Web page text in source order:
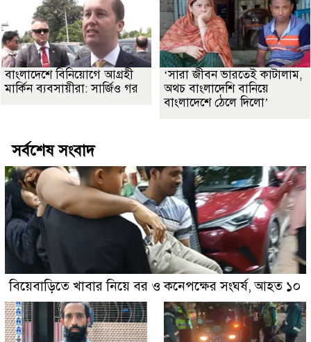
বাংলাদেশে বিনিয়োগে আগ্রহী
মার্কিন ব্যবসায়ীরা: সার্জিও গর
‘সারা জীবন ভারতেই কাটালাম,
অথচ বাংলাদেশি বানিয়ে
বাংলাদেশে ঠেলে দিলো’
সর্বশেষ সংবাদ
বিয়েবাড়িতে খাবার নিয়ে বর ও কনেপক্ষের সংঘর্ষ, আহত ১০